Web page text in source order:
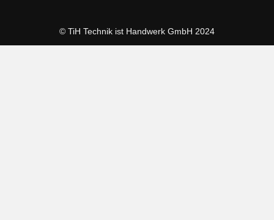
© TiH Technik ist Handwerk GmbH 2024